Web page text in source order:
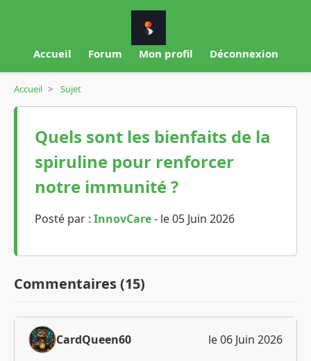
Accueil Forum Mon profil Déconnexion
Accueil > Sujet
Quels sont les bienfaits de la
spiruline pour renforcer
notre immunité ?
Posté par : InnovCare- le 05 Juin 2026
Commentaires (15)
CardQueen60 le 06 Juin 2026